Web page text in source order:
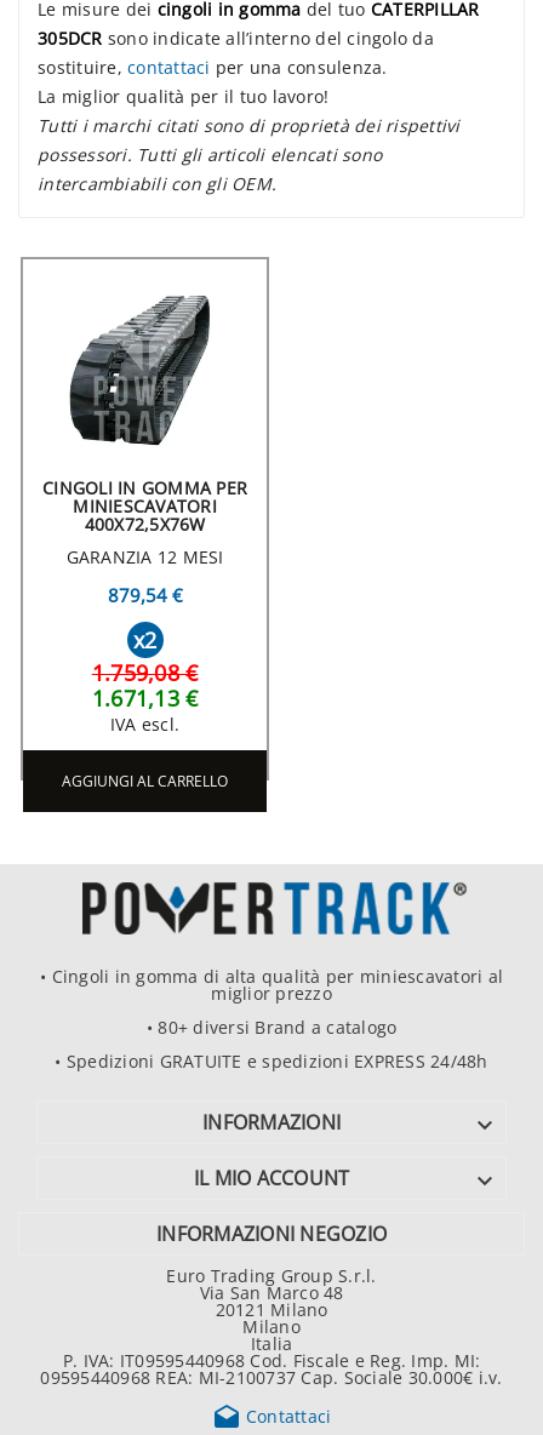
Le misure dei cingoli in gomma del tuo CATERPILLAR
305DCR sono indicate all’interno del cingolo da
sostituire, contattaci per una consulenza.
La miglior qualità per il tuo lavoro!
Tutti i marchi citati sono di proprietà dei rispettivi
possessori. Tutti gli articoli elencati sono
intercambiabili con gli OEM.
CINGOLI IN GOMMA PER
MINIESCAVATORI
400X72,5X76W
GARANZIA 12 MESI
879,54 €
x2
1.759,08 €
1.671,13 €
IVA escl.
AGGIUNGI AL CARRELLO
• Cingoli in gomma di alta qualità per miniescavatori al
miglior prezzo
• 80+ diversi Brand a catalogo
• Spedizioni GRATUITE e spedizioni EXPRESS 24/48h
INFORMAZIONI 
IL MIO ACCOUNT 
INFORMAZIONI NEGOZIO
Euro Trading Group S.r.l.
Via San Marco 48
20121 Milano
Milano
Italia
P. IVA: IT09595440968 Cod. Fiscale e Reg. Imp. MI:
09595440968 REA: MI-2100737 Cap. Sociale 30.000€ i.v.
 Contattaci